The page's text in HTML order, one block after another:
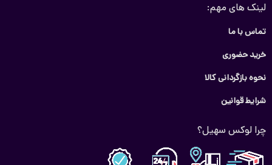
نکات مهم در خرید آفتابگیر عقب خودرو
انتخاب جنس با کیفیت:
از مواد با کیفیت ساخته شده باشد تا مدت طولانی دوام بیاورد.
سازگاری با نوع خودرو:
توجه کنید که بهترین نتیجه را بگیرید.
قیمت آفتابگیر عقب خودرو به عوامل مختلفی مانند جنس، طراحی و
برند وابسته است. در حالی که برخی مدل ممکن است اقتصادی باشند و
لینک های مهم:
تماس با ما
خرید حضوری
نحوه بازگردانی کالا
شرایط قوانین
چرا لوکس سهیل؟